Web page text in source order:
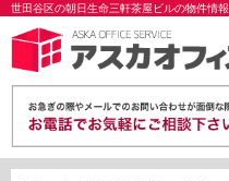
世田谷区の朝日生命三軒茶屋ビルの物件情報